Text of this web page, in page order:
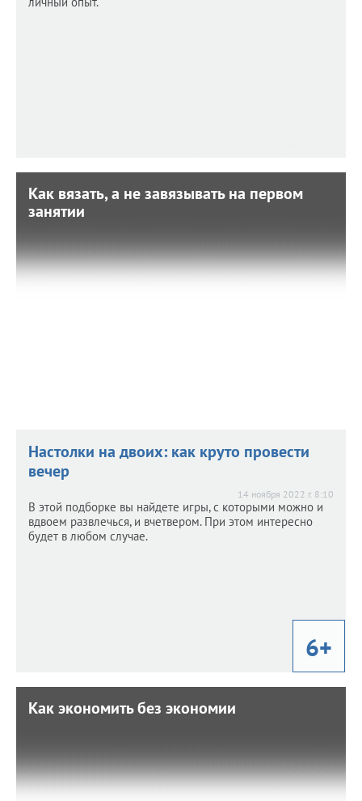
Как вязать, а не завязывать на первом
занятии
Как вязать, а не завязывать на первом
Подобрали несколько простых советов, а также мнение
мастериц. Расскажем о подходящих материалах,
стоимости и сложностях работы.
Настолки на двоих: как круто провести
вечер
14 ноября 2022 г. 8:10
В этой подборке вы найдете игры, с которыми можно и
вдвоем развлечься, и вчетвером. При этом интересно
будет в любом случае.
6+
Как экономить без экономии
Как экономить без экономии
только сохранить средства, но и помочь природе.